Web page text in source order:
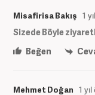
Misafirisa Bakış 1
Sizede Böyle
Beğen
Mehmet Doğan 1